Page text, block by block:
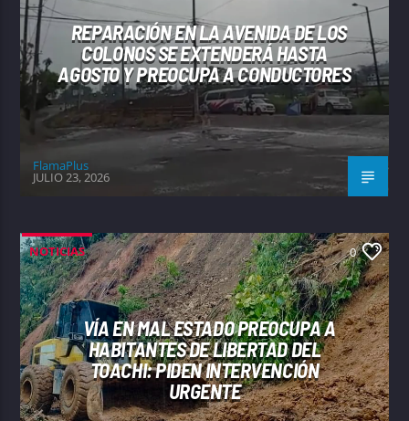
REPARACIÓN EN LA AVENIDA DE LOS
COLONOS SE EXTENDERÁ HASTA
AGOSTO Y PREOCUPA A CONDUCTORES
FlamaPlus
JULIO 23, 2026
NOTICIAS 0
VÍA EN MAL ESTADO PREOCUPA A
HABITANTES DE LIBERTAD DEL
TOACHI: PIDEN INTERVENCIÓN
URGENTE